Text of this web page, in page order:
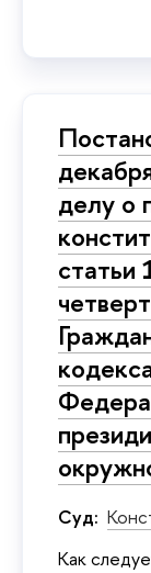
делу о
статьи
Суд:
Как